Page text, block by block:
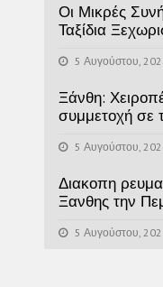
Οι Μικρές
Ταξίδια
5 Αυγούστου,
Ξάνθη:
συμμετοχή σε
5 Αυγούστου,
Διακοπη
Ξανθης την
5 Αυγούστου,